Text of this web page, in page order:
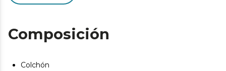
GermoTech Control: tratamiento contra ácaros,
bacterias y hongos.
Medidas (ancho x largo): 80x190. También disponible en
Composición
Colchón